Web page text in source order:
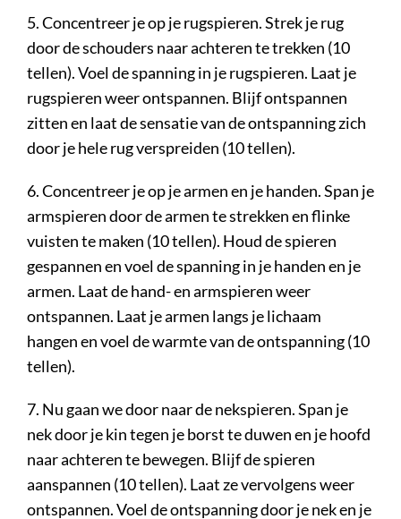
5. Concentreer je op je rugspieren. Strek je rug
door de schouders naar achteren te trekken (10
tellen). Voel de spanning in je rugspieren. Laat je
rugspieren weer ontspannen. Blijf ontspannen
zitten en laat de sensatie van de ontspanning zich
door je hele rug verspreiden (10 tellen).
6. Concentreer je op je armen en je handen. Span je
armspieren door de armen te strekken en flinke
vuisten te maken (10 tellen). Houd de spieren
gespannen en voel de spanning in je handen en je
armen. Laat de hand- en armspieren weer
ontspannen. Laat je armen langs je lichaam
hangen en voel de warmte van de ontspanning (10
tellen).
7. Nu gaan we door naar de nekspieren. Span je
nek door je kin tegen je borst te duwen en je hoofd
naar achteren te bewegen. Blijf de spieren
aanspannen (10 tellen). Laat ze vervolgens weer
ontspannen. Voel de ontspanning door je nek en je